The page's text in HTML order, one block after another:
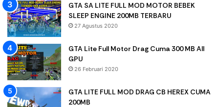
GTA SA LITE FULL MOD MOTOR BEBEK
SLEEP ENGINE 200MB TERBARU
27 Agustus 2020
GTA Lite Full Motor Drag Cuma 300 MB All
GPU
26 Februari 2020
GTA LITE FULL MOD DRAG CB HEREX CUMA
200MB